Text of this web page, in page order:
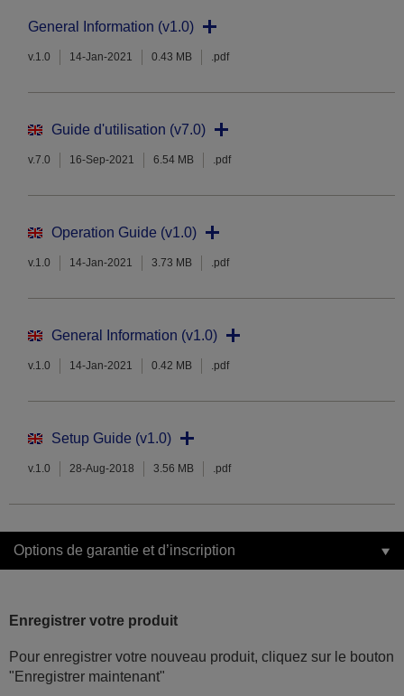
General Information (v1.0)
v.1.0 14-Jan-2021 0.43 MB .pdf
Guide d'utilisation (v7.0)
v.7.0 16-Sep-2021 6.54 MB .pdf
Operation Guide (v1.0)
v.1.0 14-Jan-2021 3.73 MB .pdf
General Information (v1.0)
v.1.0 14-Jan-2021 0.42 MB .pdf
Setup Guide (v1.0)
v.1.0 28-Aug-2018 3.56 MB .pdf
Options de garantie et d’inscription
Enregistrer votre produit
Pour enregistrer votre nouveau produit, cliquez sur le bouton
"Enregistrer maintenant"